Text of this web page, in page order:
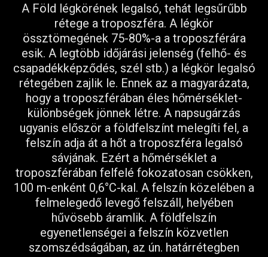
A Föld légkörének legalsó, tehát legsűrűbb
rétege a troposzféra. A légkör
össztömegének 75-80%-a a troposzférára
esik. A legtöbb időjárási jelenség (felhő- és
csapadékképződés, szél stb.) a légkör legalsó
rétegében zajlik le. Ennek az a magyarázata,
hogy a troposzférában éles hőmérséklet-
különbségek jönnek létre. A napsugárzás
ugyanis először a földfelszínt melegíti fel, a
felszín adja át a hőt a troposzféra legalsó
sávjának. Ezért a hőmérséklet a
troposzférában felfelé fokozatosan csökken,
100 m-enként 0,6°C-kal. A felszín közelében a
felmelegedő levegő felszáll, helyében
hűvösebb áramlik. A földfelszín
egyenetlenségei a felszín közvetlen
szomszédságában, az ún. határrétegben